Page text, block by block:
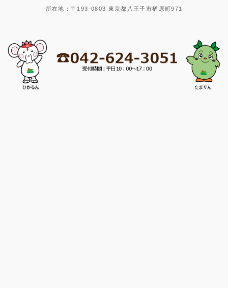
所在地：〒193-0803 東京都八王子市楢原町971